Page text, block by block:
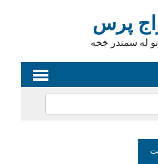
پرس
له سمندر څخه